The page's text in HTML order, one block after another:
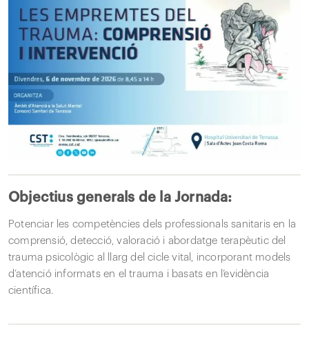
Objectius generals de la Jornada:
Potenciar les competències dels professionals sanitaris en la
comprensió, detecció, valoració i abordatge terapèutic del
trauma psicològic al llarg del cicle vital, incorporant models
d’atenció informats en el trauma i basats en l’evidència
científica.